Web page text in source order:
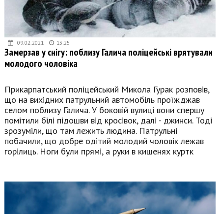
09.02.2021 13:25
Замерзав у снігу: поблизу Галича поліцейські врятували
молодого чоловіка
Прикарпатський поліцейський Микола Гурак розповів,
що на вихідних патрульний автомобіль проїжджав
селом поблизу Галича. У боковій вулиці вони спершу
помітили білі підошви від кросівок, далі - джинси. Тоді
зрозуміли, що там лежить людина. Патрульні
побачили, що добре одітий молодий чоловік лежав
горілиць. Ноги були прямі, а руки в кишенях куртк